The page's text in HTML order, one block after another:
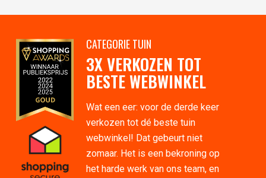
CATEGORIE TUIN
3X VERKOZEN TOT
BESTE WEBWINKEL
Wat een eer: voor de derde keer
verkozen tot dé beste tuin
webwinkel! Dat gebeurt niet
zomaar. Het is een bekroning op
het harde werk van ons team, en